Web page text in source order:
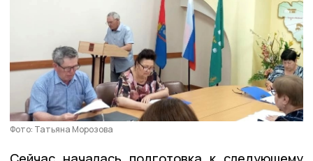
Фото: Татьяна Морозова